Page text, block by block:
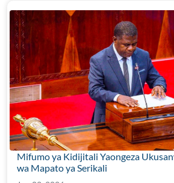
Mifumo ya Kidijitali Yaongeza
wa Mapato ya Serikali